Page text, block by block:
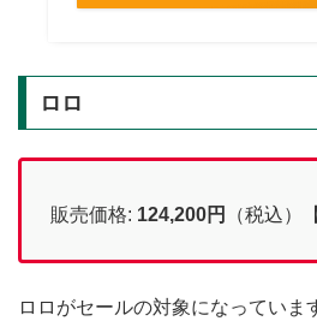
ロロ
販売価格: 124,200円 （税込）【
ロロがセールの対象になっていま